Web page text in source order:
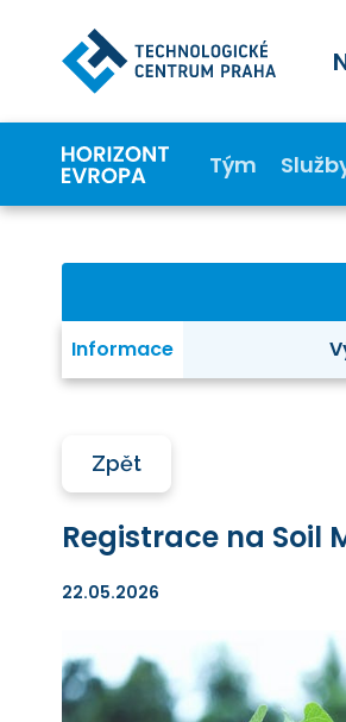
Tým
Informace
Zpět
Registrace na Soil
22.05.2026